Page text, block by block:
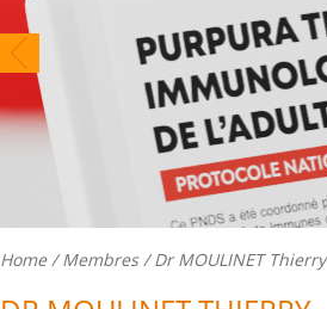
Home/Membres/ Dr MOULINET Thierry